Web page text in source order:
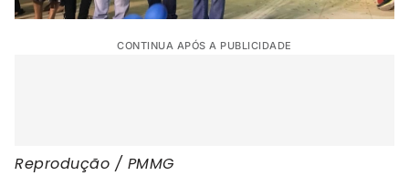
CONTINUA APÓS A PUBLICIDADE
Reprodução / PMMG